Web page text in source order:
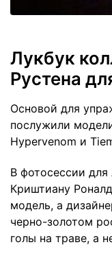
Лукбук
Рустена
Основой для
послужили
Hypervenom и
В фотосессии для
Криштиану
модель, а
черно-золотом
голы на траве, а